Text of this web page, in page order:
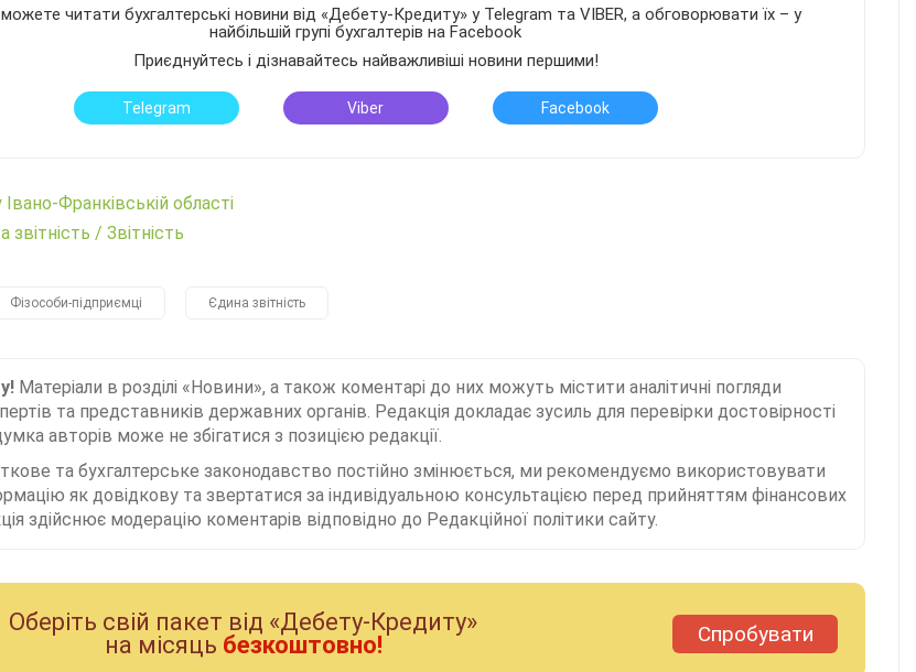
читати бухгалтерські новини від «Дебету-Кредиту» у Telegram та VIBER, а обговорювати їх – у
найбільшій групі бухгалтерів на Facebook
Приєднуйтесь і дізнавайтесь найважливіші новини першими!
Telegram Viber Facebook
Франківській області
звітність / Звітність
Фізособи-підприємці Єдина звітність
Матеріали в розділі «Новини», а також коментарі до них можуть містити аналітичні погляди
та представників державних органів. Редакція докладає зусиль для перевірки достовірності
авторів може не збігатися з позицією редакції.
та бухгалтерське законодавство постійно змінюється, ми рекомендуємо використовувати
як довідкову та звертатися за індивідуальною консультацією перед прийняттям фінансових
здійснює модерацію коментарів відповідно до Редакційної політики сайту.
Оберiть свiй пакет вiд «Дебету-Кредиту»
на мiсяць безкоштовно! Спробувати